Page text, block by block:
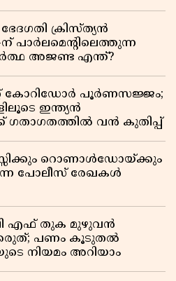
ക്രിസ്ത്യൻ
പാർലമെന്റിലെത്തുന്ന
അജണ്ട എന്ത്?
കോറിഡോർ പൂർണസജ്ജം;
ഇന്ത്യൻ
ഗതാഗതത്തിൽ വൻ കുതിപ്പ്
റൊണാൾഡോയ്ക്കും
പോലീസ് രേഖകൾ
പി എഫ് തുക മുഴുവൻ
പണം കൂടുതൽ
നിയമം അറിയാം